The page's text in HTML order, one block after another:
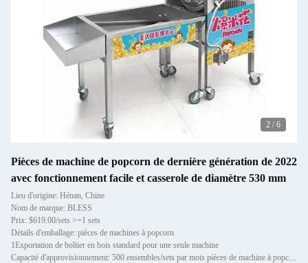
2 / 6
Pièces de machine de popcorn de dernière génération de 2022
avec fonctionnement facile et casserole de diamètre 530 mm
Lieu d'origine: Hénan, Chine
Nom de marque: BLESS
Prix: $619.00/sets >=1 sets
Détails d'emballage: pièces de machines à popcorn
1Exportation de boîtier en bois standard pour une seule machine
Capacité d'approvisionnement: 500 ensembles/sets par mois pièces de machine à popcorn